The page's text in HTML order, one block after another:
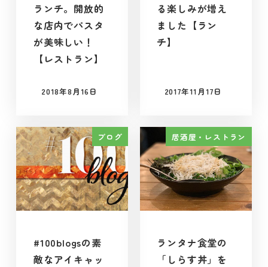
ランチ。開放的
な店内でパスタ
が美味しい！
【レストラン】
投稿日
2018年8月16日
る楽しみが増え
ました【ラン
チ】
投稿日
2017年11月17日
ブログ
#100blogsの素
敵なアイキャッ
居酒屋・レストラン
ランタナ食堂の
「しらす丼」を